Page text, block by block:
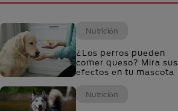
Nutrición
¿Los perros pueden
comer queso? Mira sus
efectos en tu mascota
Nutrición